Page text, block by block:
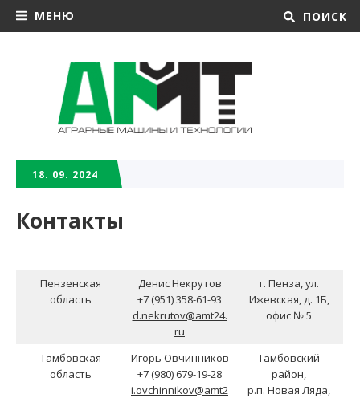
МЕНЮ ПОИСК
18. 09. 2024
Контакты
Пензенская
область
Денис Некрутов
+7 (951) 358-61-93
d.nekrutov@amt24.
ru
г. Пенза, ул.
Ижевская, д. 1Б,
офис № 5
Тамбовская
область
Игорь Овчинников
+7 (980) 679-19-28
i.ovchinnikov@amt2
Тамбовский
район,
р.п. Новая Ляда,